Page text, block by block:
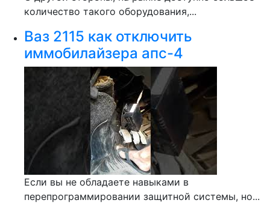
количество такого оборудования,...
Ваз 2115 как отключить
иммобилайзера апс-4
Если вы не обладаете навыками в
перепрограммировании защитной системы, но...